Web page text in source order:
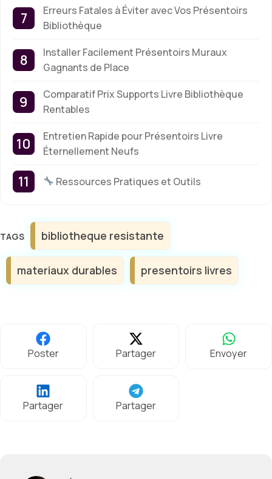
Erreurs Fatales à Éviter avec Vos Présentoirs
Bibliothèque
Installer Facilement Présentoirs Muraux
Gagnants de Place
Comparatif Prix Supports Livre Bibliothèque
Rentables
Entretien Rapide pour Présentoirs Livre
Éternellement Neufs
Ressources Pratiques et Outils
Étiquettes
bibliotheque resistante
materiaux durables presentoirs livres
Poster Partager Envoyer
Partager Partager